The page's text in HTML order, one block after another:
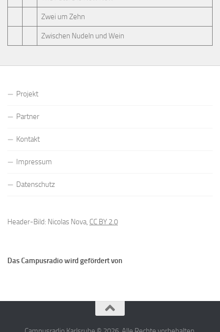
Zwei um Zehn
Zwischen Nudeln und Wein
Projekt
Partner
Kontakt
Impressum
Datenschutz
Header-Bild: Nicolas Nova, CC BY 2.0
Das Campusradio wird gefördert von